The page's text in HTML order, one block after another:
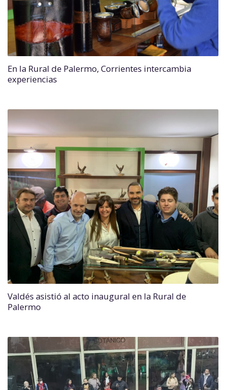
En la Rural de Palermo, Corrientes intercambia
experiencias
Valdés asistió al acto inaugural en la Rural de
Palermo